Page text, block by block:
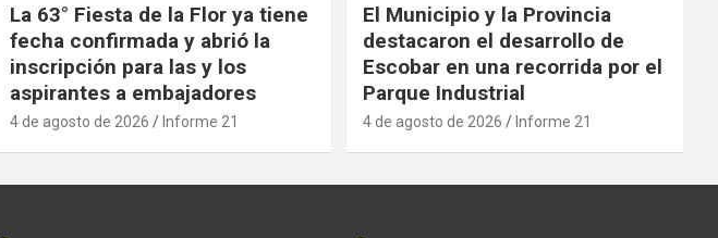
La 63° Fiesta de la Flor ya tiene
fecha confirmada y abrió la
inscripción para las y los
aspirantes a embajadores
4 de agosto de 2026 Informe 21
El Municipio y la Provincia
destacaron el desarrollo de
Escobar en una recorrida por el
Parque Industrial
4 de agosto de 2026 Informe 21